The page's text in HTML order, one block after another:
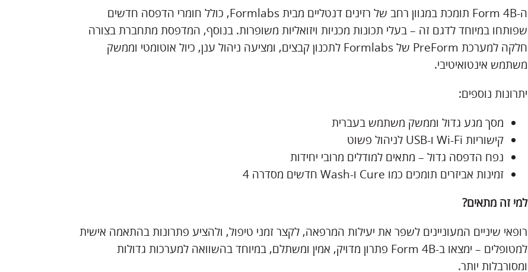
ה-Form 4B תומכת במגוון רחב של רזינים דנטליים מבית Formlabs, כולל חומרי הדפסה חדשים
שפותחו במיוחד לדגם זה – בעלי תכונות מכניות ויזואליות משופרות. בנוסף, המדפסת מתחברת בצורה
חלקה למערכת PreForm של Formlabs לתכנון קבצים, ומציעה ניהול ענן, כיול אוטומטי וממשק
משתמש אינטואיטיבי.
יתרונות נוספים:
מסך מגע גדול וממשק משתמש בעברית
קישוריות Wi-Fi ו-USB לניהול פשוט
נפח הדפסה גדול – מתאים למודלים מרובי יחידות
זמינות אביזרים תומכים כמו Cure ו-Wash חדשים מסדרה 4
למי זה מתאים?
רופאי שיניים המעוניינים לשפר את יעילות המרפאה, לקצר זמני טיפול, ולהציע פתרונות בהתאמה אישית
למטופלים – ימצאו ב-Form 4B פתרון מדויק, אמין ומשתלם, במיוחד בהשוואה למערכות גדולות
ומסורבלות יותר.